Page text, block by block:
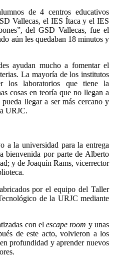
de 4 centros educativos
Vallecas, el IES Ítaca y el IES
del GSD Vallecas, fue el
aún les quedaban 18 minutos y
ayudan mucho a fomentar el
La mayoría de los institutos
los laboratorios que tiene la
cosas en teoría que no llegan a
llegar a ser más cercano y
URJC.
a la universidad para la entrega
bienvenida por parte de Alberto
y de Joaquín Rams, vicerrector
por el equipo del Taller
de la URJC mediante
con elescape room y unas
de este acto, volvieron a los
profundidad y aprender nuevos